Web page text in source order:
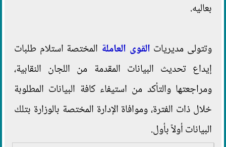
بعاليه.
وتتولى مديريات القوى العاملة المختصة استلام طلبات
إيداع تحديث البيانات المقدمة من اللجان النقابية،
ومراجعتها والتأكد من استيفاء كافة البيانات المطلوبة
خلال ذات الفترة، وموافاة الإدارة المختصة بالوزارة بتلك
البيانات أولاً بأول.